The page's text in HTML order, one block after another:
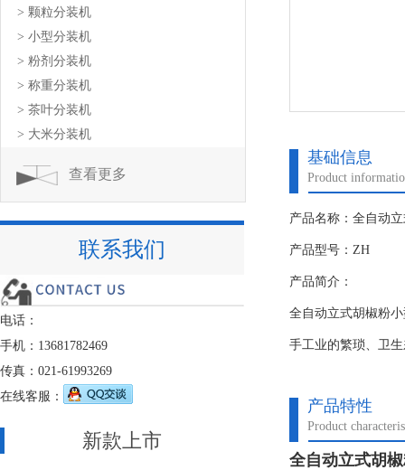
基础信息
Product
产品名称：全自动
产品型号：ZH
产品简介：
全自动立式胡椒粉
手工业的繁琐、卫
产品特性
Product
全自动立式胡
> 颗粒分装机
> 小型分装机
> 粉剂分装机
> 称重分装机
> 茶叶分装机
> 大米分装机
查看更多
联系我们
电话：
手机：13681782469
传真：021-61993269
在线客服：
新款上市